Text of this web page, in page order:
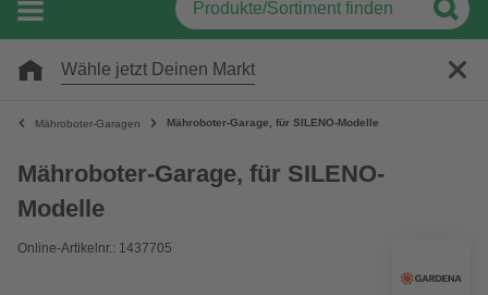
Wähle jetzt Deinen Markt
Mähroboter-Garagen Mähroboter-Garage, für SILENO-Modelle
Mähroboter-Garage, für SILENO-
Modelle
Online-Artikelnr.: 1437705